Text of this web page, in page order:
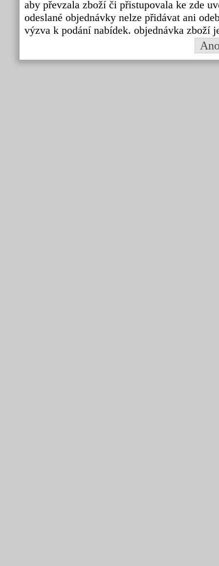
aby převzala zboží či přistupovala ke zde
odeslané objednávky nelze přidávat ani
výzva k podání nabídek. objednávka zboží